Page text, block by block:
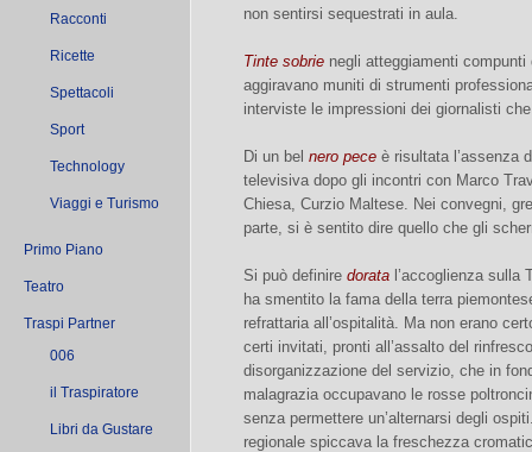
Racconti
Ricette
Spettacoli
Sport
Technology
Viaggi e Turismo
Primo Piano
Teatro
Traspi Partner
006
il Traspiratore
Libri da Gustare
non sentirsi sequestrati in aula.
Tinte sobrie negli atteggiamenti
aggiravano muniti di strumenti
interviste le impressioni dei giornalisti
Di un bel nero pece è risultata l’assenza
televisiva dopo gli incontri con Marco
Chiesa, Curzio Maltese. Nei convegni,
parte, si è sentito dire quello che gli
Si può definire dorata l’accoglienza sulla
ha smentito la fama della terra
refrattaria all’ospitalità. Ma non erano
certi invitati, pronti all’assalto del
disorganizzazione del servizio, che in
malagrazia occupavano le rosse
senza permettere un’alternarsi degli
regionale spiccava la freschezza